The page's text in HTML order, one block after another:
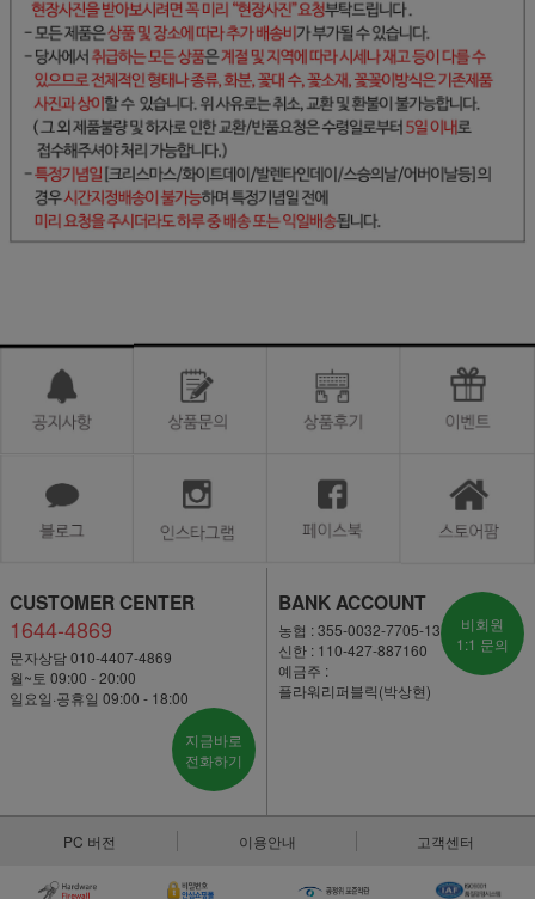
CUSTOMER CENTER
1644-4869
문자상담 010-4407-4869
월~토 09:00 - 20:00
일요일·공휴일 09:00 - 18:00
지금바로
전화하기
BANK ACCOUNT
농협 : 355-0032-7705-13
신한 : 110-427-887160
예금주 :
플라워리퍼블릭(박상현)
비회원
1:1 문의
PC 버전 이용안내 고객센터